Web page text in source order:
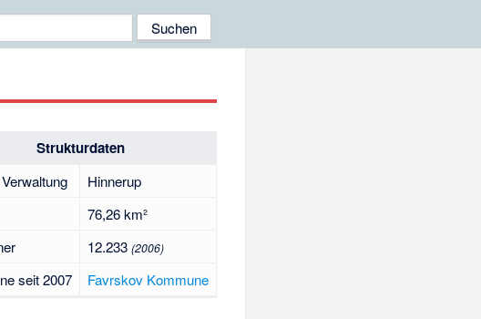
Strukturdaten
Hinnerup
76,26 km²
12.233 (2006)
seit 2007 Favrskov Kommune